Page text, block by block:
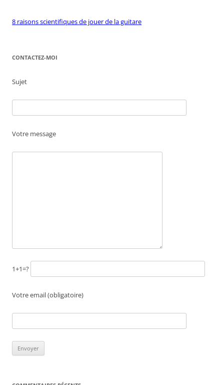
8 raisons scientifiques de jouer de la guitare
CONTACTEZ-MOI
Sujet
Votre message
1+1=?
Votre email (obligatoire)